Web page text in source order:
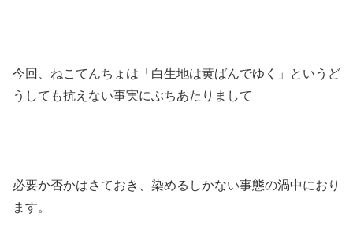
今回、ねこてんちょは「白生地は黄ばんでゆく」というど
うしても抗えない事実にぶちあたりまして
必要か否かはさておき、染めるしかない事態の渦中におり
ます。